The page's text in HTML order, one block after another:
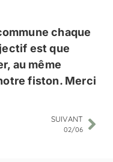
chaque
est que
au même
fiston. Merci
SUIVANT
02/06